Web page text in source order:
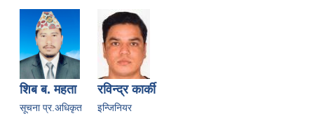
शिब ब. महता
सूचना प्र.अधिकृत
रविन्द्र कार्की
इन्जिनियर